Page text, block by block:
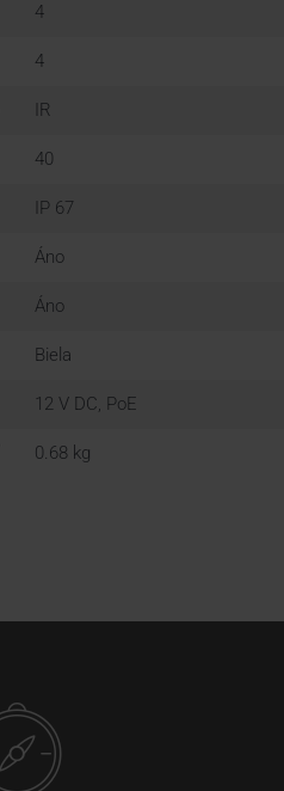
4
4
IR
40
IP 67
Áno
Áno
Biela
12 V DC, PoE
0.68 kg